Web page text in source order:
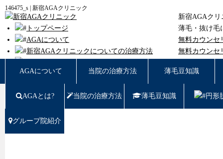
146475_s | 新宿AGAクリニック
トップページ
AGAについて
新宿AGAクリニックについての治療方法
円形脱毛
症例写真
治療の流れ
新宿AGAクリ
薄毛・抜け毛
無料カウンセ
無料カウンセ
AGAについて
当院の治療方法 薄毛豆知識
AGAとは? 当院の治療方法 薄毛豆知識 円形
グループ院紹介